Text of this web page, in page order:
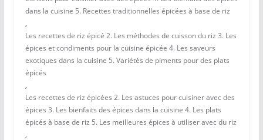
dans la cuisine 5. Recettes traditionnelles épicées à base de riz
,
Les recettes de riz épicé 2. Les méthodes de cuisson du riz 3. Les
épices et condiments pour la cuisine épicée 4. Les saveurs
exotiques dans la cuisine 5. Variétés de piments pour des plats
épicés
,
Les recettes de riz épicées 2. Les astuces pour cuisiner avec des
épices 3. Les bienfaits des épices dans la cuisine 4. Les plats
épicés à base de riz 5. Les meilleures épices à utiliser avec du riz
,